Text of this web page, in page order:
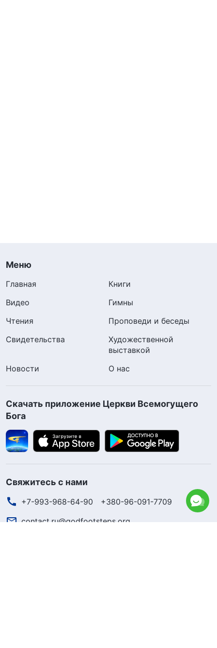
Меню
Главная
Книги
Видео
Гимны
Чтения
Проповеди и беседы
Свидетельства
Художественной
выставкой
Новости
О нас
Скачать приложение Церкви Всемогущего
Бога
Свяжитесь с нами
+7-993-968-64-90
+380-96-091-7709
contact.ru@godfootsteps.org